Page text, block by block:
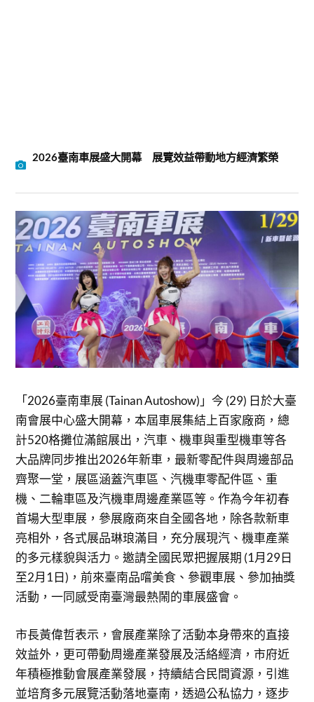
2026臺南車展盛大開幕 展覽效益帶動地方經濟繁榮
「2026臺南車展 (Tainan Autoshow)」今 (29) 日於大臺
南會展中心盛大開幕，本屆車展集結上百家廠商，總
計520格攤位滿館展出，汽車、機車與重型機車等各
大品牌同步推出2026年新車，最新零配件與周邊部品
齊聚一堂，展區涵蓋汽車區、汽機車零配件區、重
機、二輪車區及汽機車周邊產業區等。作為今年初春
首場大型車展，參展廠商來自全國各地，除各款新車
亮相外，各式展品琳琅滿目，充分展現汽、機車產業
的多元樣貌與活力。邀請全國民眾把握展期 (1月29日
至2月1日)，前來臺南品嚐美食、參觀車展、參加抽獎
活動，一同感受南臺灣最熱鬧的車展盛會。
市長黃偉哲表示，會展產業除了活動本身帶來的直接
效益外，更可帶動周邊產業發展及活絡經濟，市府近
年積極推動會展產業發展，持續結合民間資源，引進
並培育多元展覽活動落地臺南，透過公私協力，逐步